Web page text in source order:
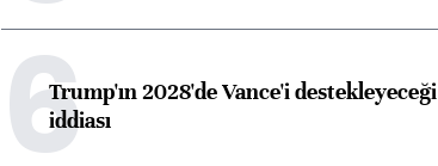
6Trump'ın 2028'de Vance'i destekleyeceği
iddiası